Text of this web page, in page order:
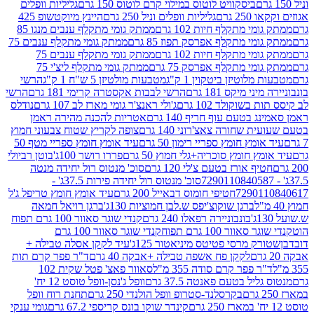
ביסקוויט לוטוס במילוי קרם לוטוס 150 גרם
גליליות וופלים
גרם
גליליות וופלים וניל 250 גרם
היינץ מיוקטשופ 425
מתקלף חיות 102 גרם
ממתק גומי מתקלף ענבים מנגו 85
מתקלף אפרסק תפוז 85 גרם
ממתק גומי מתקלף ענבים 75
מתקלף חיות 102 גרם
ממתק גומי מתקלף ענבים 75
מתקלף אפרסק 75 גרם
ממתק גומי מתקלף ליצ'י 75
ביטקוין 1 ק"ג
מטבעות מולטיזן 5 ש"ח 1 ק"ג
הרשי
מיקס 181 גרם
הרשי לבבות אקסטרה קרימי 181 גרם
הרשי
102 גרם
ג'ולי ראנצ'ר גומי מארז לב 107 גרם
נודלס
עוף חריף 140 גרם
אטריות להכנה מהירה ראמן
שחורה צאצ'רוני 140 גרם
צופה לקריץ שטוח צבעוני חמוץ
חומץ ספריי רימון 50 גרם
עיד אומץ חומץ ספריי מטף 50
חומץ סוכריה+גלי חמוץ 50 גרם
פררו רושר 100ג'
בוטן רביולי
אורז בטעם צ'לי 120 גרם
סוכ' מנטוס רול יחידה מנטה
סוכ' מנטוס רול יחידה פירות 37.5ג' -
חטיפי חומוס דבאייל 200 גרם
עיד אומץ חומץ טריפל ג'ל
ברגן שוקוצ'יפס ש.לבן חמוציות 130ג'
ברגן רויאל חמאה
בונבוניירה רפאלו 240 גרם
קנדי שוגר סאוור 100 גרם תפוח
100 גרם תפוח
קנדי שוגר סאוור 100 גרם
מרסי פטיטס מיניאטור 125ג'
עיד לקקן אסלה טבילה +
לקקן פח אשפה טבילה +אבקה 40 גרם
ד"ר פפר קרם תות
פפר קרם סודה 355 מ"ל
סאוור פאצ' פטל שקית 102
בטעם פאנטה 37.5 גרם
וופל ג'נסן-וופל טוסט 12 יח'
בקרסלנד-סטרופ וופל הולנדי 250 גרם
תחנת רוח וופל
קינדר שוקו בונס קריספי 67.2 גרם
גומי ענקי